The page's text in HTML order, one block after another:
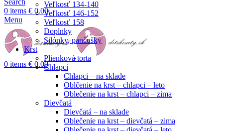
0 items € 0.00
Menu
0 items € 0.00
Veľkosť 134-140
Veľkosť 146-152
Veľkosť 158
Doplnky
Silónky, pančušky
Krst
Plienková torta
Chlapci
Chlapci – na sklade
Oblčenie na krst – chlapci – leto
Oblečenie na krst – chlapci – zima
Dievčatá
Dievčatá – na sklade
Oblečenie na krst – dievčatá – zima